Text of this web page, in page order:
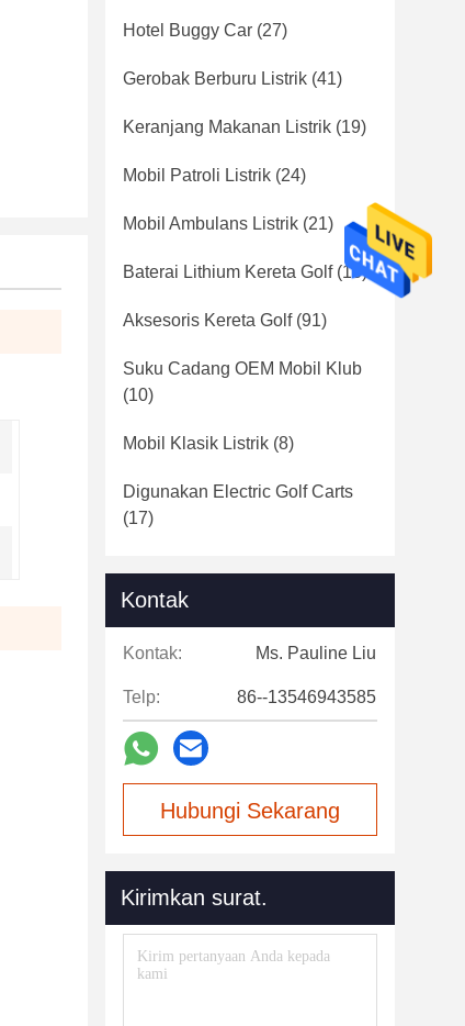
Hotel Buggy Car (27)
Gerobak Berburu Listrik (41)
Keranjang Makanan Listrik (19)
Mobil Patroli Listrik (24)
Mobil Ambulans Listrik (21)
Baterai Lithium Kereta Golf(16)
Aksesoris Kereta Golf(91)
Suku Cadang OEM Mobil Klub
(10)
Mobil Klasik Listrik (8)
Digunakan Electric Golf Carts
(17)
Kontak
Kontak: Ms. Pauline Liu
Telp: 86--13546943585
Hubungi Sekarang
Kirimkan surat.